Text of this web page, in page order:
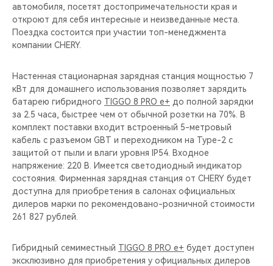
автомобиля, посетят достопримечательности края и
откроют для себя интересные и неизведанные места.
Поездка состоится при участии топ-менеджмента
компании CHERY.
Настенная стационарная зарядная станция мощностью 7
кВт для домашнего использования позволяет зарядить
батарею гибридного TIGGO 8 PRO e+ до полной зарядки
за 2.5 часа, быстрее чем от обычной розетки на 70%. В
комплект поставки входит встроенный 5-метровый
кабель с разъемом GBT и переходником на Type-2 c
защитой от пыли и влаги уровня IP54. Входное
напряжение: 220 В. Имеется светодиодный индикатор
состояния. Фирменная зарядная станция от CHERY будет
доступна для приобретения в салонах официальных
дилеров марки по рекомендовано-розничной стоимости
261 827 рублей.
Гибридный семиместный TIGGO 8 PRO e+ будет доступен
эксклюзивно для приобретения у официальных дилеров